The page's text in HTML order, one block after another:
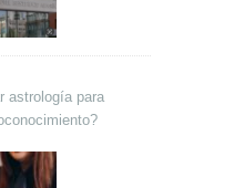
astrología para